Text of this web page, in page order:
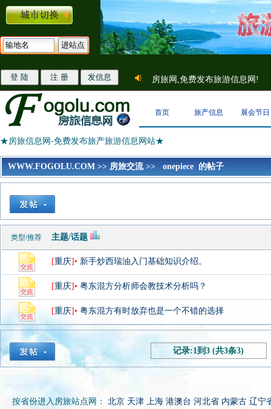
房旅网,免费发布旅游信息网!
首页 旅产信息 展会节日
★房旅信息网-免费发布旅产旅游信息网站★
WWW.FOGOLU.COM >> 房旅交流>> onepiece 的帖子
类型/推荐 主题/话题
[重庆]• 新手炒西瑞油入门基础知识介绍。
[重庆]• 粤东混方分析师会教技术分析吗？
[重庆]• 粤东混方有时放弃也是一个不错的选择
记录:1到3 (共3条3)
按省份进入房旅站点网： 北京 天津 上海 港澳台 河北省 内蒙古 辽宁